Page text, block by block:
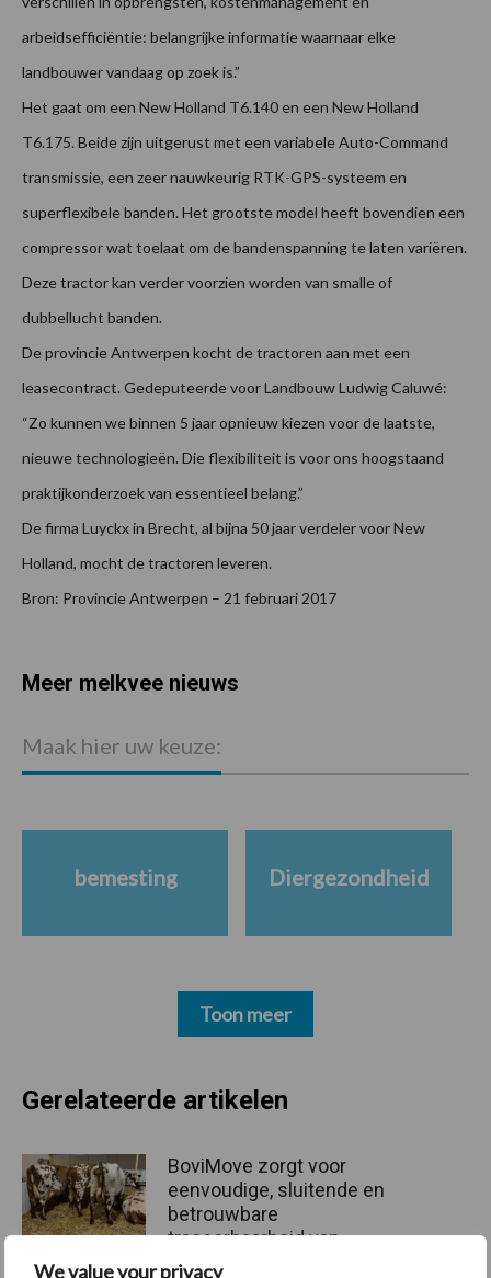
We value your privacy
arbeidsefficiëntie: belangrijke informatie waarnaar elke
landbouwer vandaag op zoek is.”
Het gaat om een New Holland T6.140 en een New Holland
T6.175. Beide zijn uitgerust met een variabele Auto-Command
transmissie, een zeer nauwkeurig RTK-GPS-systeem en
superflexibele banden. Het grootste model heeft bovendien een
compressor wat toelaat om de bandenspanning te laten variëren.
Deze tractor kan verder voorzien worden van smalle of
dubbellucht banden.
De provincie Antwerpen kocht de tractoren aan met een
leasecontract. Gedeputeerde voor Landbouw Ludwig Caluwé:
“Zo kunnen we binnen 5 jaar opnieuw kiezen voor de laatste,
nieuwe technologieën. Die flexibiliteit is voor ons hoogstaand
praktijkonderzoek van essentieel belang.”
De firma Luyckx in Brecht, al bijna 50 jaar verdeler voor New
Holland, mocht de tractoren leveren.
Bron: Provincie Antwerpen – 21 februari 2017
Meer melkvee nieuws
Maak hier uw keuze:
bemesting Diergezondheid
Toon meer
Gerelateerde artikelen
BoviMove zorgt voor
eenvoudige, sluitende en
betrouwbare
traceerbaarheid van
rundveetransporten